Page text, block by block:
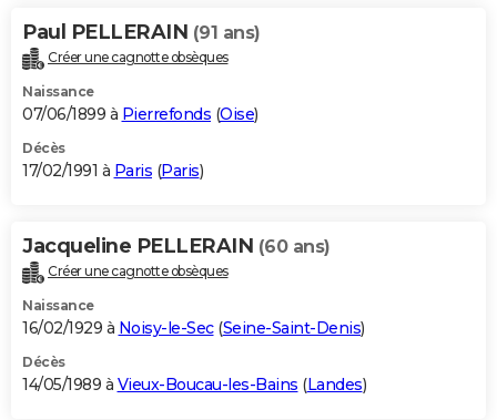
Paul PELLERAIN (91 ans)
Créer une cagnotte obsèques
Naissance
07/06/1899 à Pierrefonds (Oise)
Décès
17/02/1991 à Paris (Paris)
Jacqueline PELLERAIN (60 ans)
Créer une cagnotte obsèques
Naissance
16/02/1929 à Noisy-le-Sec(Seine-Saint-Denis)
Décès
14/05/1989 à Vieux-Boucau-les-Bains (Landes)